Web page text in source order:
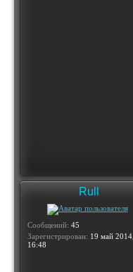
Rull
Сообщений: 45
Зарегистрирован: 19 май 2014,
16:48